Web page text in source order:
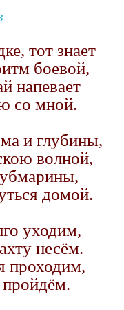
тот знает
боевой,
напевает
со мной.
и глубины,
волной,
домой.
уходим,
несём.
проходим,